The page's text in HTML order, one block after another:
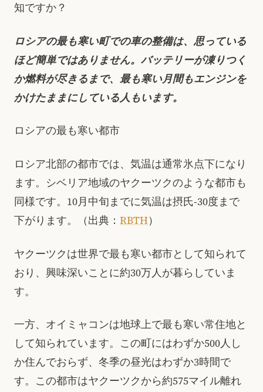
知ですか？
ロシアの最も寒い町での車の整備は、思っている
ほど簡単ではありません。バッテリーが凍りつく
か燃料が尽きるまで、最も寒い月間もエンジンを
かけたままにしている人もいます。
ロシアの最も寒い都市
ロシア北部の都市では、気温は通常氷点下になり
ます。シベリア地域のヤクーツクのような都市も
同様です。10月中旬までに気温は摂氏-30度まで
下がります。（出典： RBTH）
ヤクーツクは世界で最も寒い都市として知られて
おり、興味深いことに約30万人が暮らしていま
す。
一方、オイミャコンは地球上で最も寒い常住地と
して知られています。この町にはわずか500人し
か住んでおらず、冬季の昼光はわずか3時間で
す。この都市はヤクーツクから約575マイル離れ